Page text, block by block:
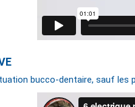
bucco-dentaire, sauf